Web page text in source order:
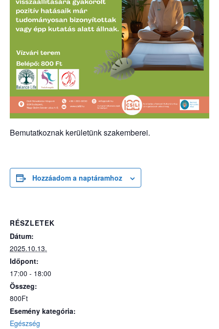
Bemutatkoznak kerületünk szakemberei.
Hozzáadom a naptáramhoz
RÉSZLETEK
Dátum:
2025.10.13.
Időpont:
17:00 - 18:00
Összeg:
800Ft
Esemény kategória:
Egészség